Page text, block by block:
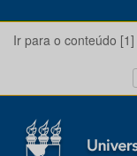
Ir para o conteúdo [1]